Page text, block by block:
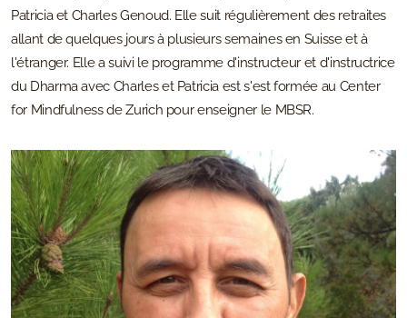
Patricia et Charles Genoud. Elle suit régulièrement des retraites
allant de quelques jours à plusieurs semaines en Suisse et à
l'étranger. Elle a suivi le programme d'instructeur et d'instructrice
du Dharma avec Charles et Patricia est s'est formée au Center
for Mindfulness de Zurich pour enseigner le MBSR.